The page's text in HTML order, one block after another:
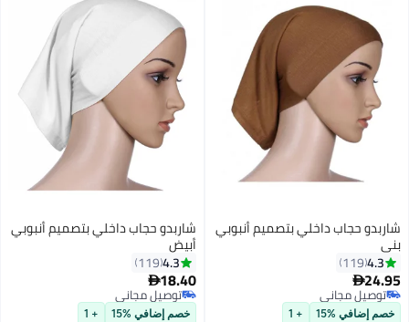
2
شاربدو حجاب داخلي بتصميم أنبوبي
بني
4.3
119
24.95
توصيل مجاني
توصيل مجاني
خصم إضافي %15 + 1
2
شاربدو حجاب داخلي بتصميم أنبوبي
أبيض
4.3
119
18.40
توصيل مجاني
توصيل مجاني
خصم إضافي %15 + 1